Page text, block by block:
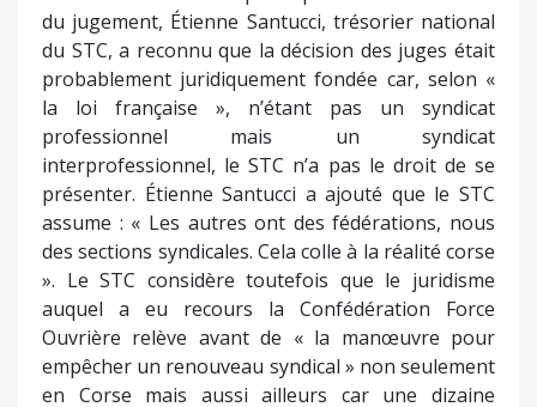
du jugement, Étienne Santucci, trésorier national
du STC, a reconnu que la décision des juges était
probablement juridiquement fondée car, selon «
la loi française », n’étant pas un syndicat
professionnel mais un syndicat
interprofessionnel, le STC n’a pas le droit de se
présenter. Étienne Santucci a ajouté que le STC
assume : « Les autres ont des fédérations, nous
des sections syndicales. Cela colle à la réalité corse
». Le STC considère toutefois que le juridisme
auquel a eu recours la Confédération Force
Ouvrière relève avant de « la manœuvre pour
empêcher un renouveau syndical » non seulement
en Corse mais aussi ailleurs car une dizaine